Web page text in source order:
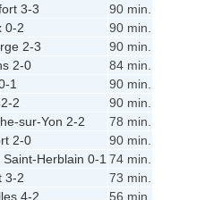
3-3
90 min.
0-2
90 min.
2-3
90 min.
2-0
84 min.
1
90 min.
2-2
90 min.
sur-Yon 2-2
78 min.
2-0
90 min.
Saint-Herblain 0-1 74 min.
3-2
73 min.
4-2
56 min.